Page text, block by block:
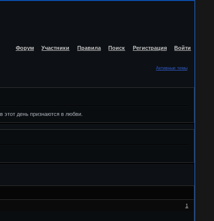
Форум Участники Правила Поиск Регистрация Войти
Активные темы
день признаются в любви.
1